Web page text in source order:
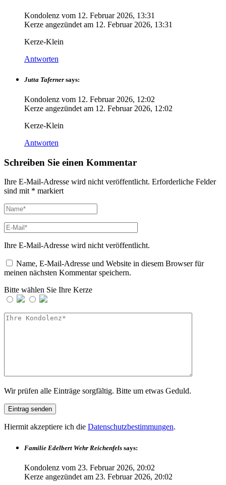
Kondolenz vom 12. Februar 2026, 13:31
Kerze angezündet am 12. Februar 2026, 13:31
Kerze-Klein
Antworten
Jutta Taferner says:
Kondolenz vom 12. Februar 2026, 12:02
Kerze angezündet am 12. Februar 2026, 12:02
Kerze-Klein
Antworten
Schreiben Sie einen Kommentar
Ihre E-Mail-Adresse wird nicht veröffentlicht. Erforderliche Felder
sind mit * markiert
Ihre E-Mail-Adresse wird nicht veröffentlicht.
Name, E-Mail-Adresse und Website in diesem Browser für
meinen nächsten Kommentar speichern.
Bitte wählen Sie Ihre Kerze
Wir prüfen alle Einträge sorgfältig. Bitte um etwas Geduld.
Hiermit akzeptiere ich die Datenschutzbestimmungen.
Familie Edelbert Wehr Reichenfels says:
Kondolenz vom 23. Februar 2026, 20:02
Kerze angezündet am 23. Februar 2026, 20:02